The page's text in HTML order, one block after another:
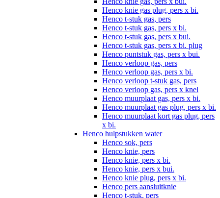
Henco knie gas plug, pers x bi.
Henco t-stuk gas, pers
Henco t-stuk gas, pers x bi.
Henco t-stuk gas, pers x bui.
Henco t-stuk gas, pers x bi. plug
Henco puntstuk gas, pers x bui.
Henco verloop gas, pers
Henco verloop gas, pers x bi.
Henco verloop t-stuk gas, pers
Henco verloop gas, pers x knel
Henco muurplaat gas, pers x bi.
Henco muurplaat gas plug, pers x bi.
Henco muurplaat kort gas plug, pers
x bi.
Henco hulpstukken water
Henco sok, pers
Henco knie, pers
Henco knie, pers x bi.
Henco knie, pers x bui.
Henco knie plug, pers x bi.
Henco pers aansluitknie
Henco t-stuk, pers